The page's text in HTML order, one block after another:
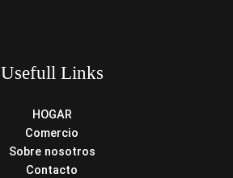
Usefull Links
HOGAR
Comercio
Sobre nosotros
Contacto